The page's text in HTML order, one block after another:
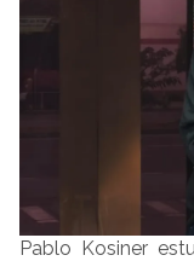
Pablo Kosiner